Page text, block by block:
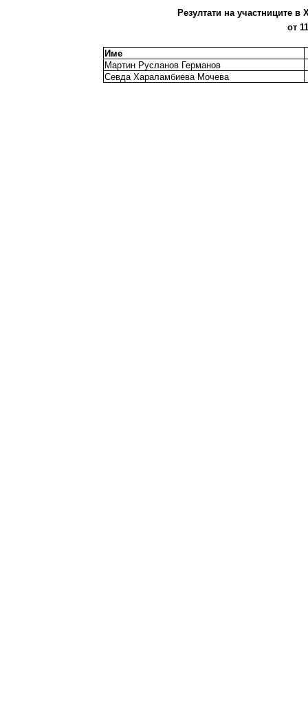
Резултати на участниците
от
Име
Мартин Русланов Германов
Севда Хараламбиева Мочева